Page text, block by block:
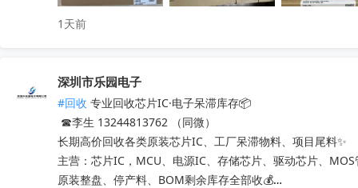
1天前
深圳市乐园电子
#回收 专业回收芯片IC·电子呆滞库存📦
☎李生 13244813762 （同微）
长期高价回收各类原装芯片IC、工厂呆滞物料、项目尾料✨
主营：芯片IC，MCU、电源IC、存储芯片、驱动芯片、
原装整盘、停产料、BOM剩余库存全部收💰